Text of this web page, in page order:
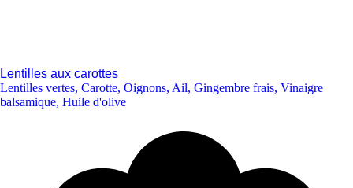
Lentilles aux carottes
Lentilles vertes, Carotte, Oignons, Ail, Gingembre frais, Vinaigre
balsamique, Huile d'olive